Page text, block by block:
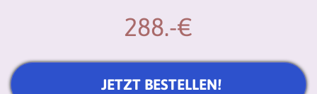
288.-€
JETZT BESTELLEN!